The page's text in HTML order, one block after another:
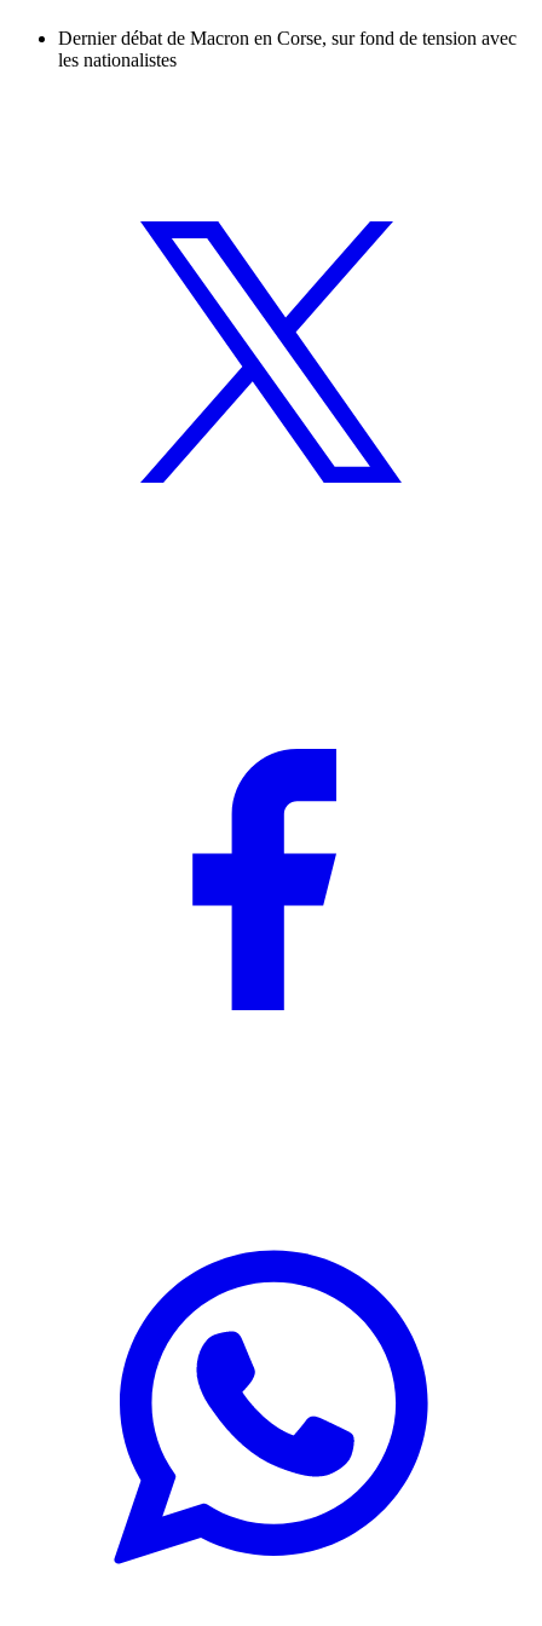
Dernier débat de Macron en Corse, sur fond de tension avec
les nationalistes